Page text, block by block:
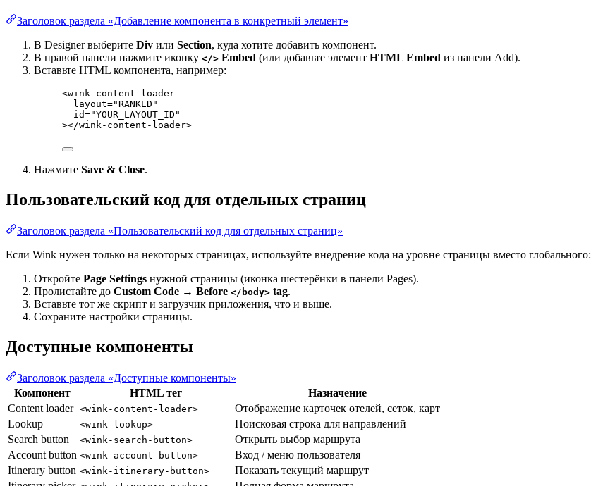
Заголовок раздела «Добавление компонента в конкретный элемент»
В Designer выберите Div или Section, куда хотите добавить компонент.
В правой панели нажмите иконку </> Embed (или добавьте элемент HTML Embed из панели Add).
Вставьте HTML компонента, например:
<wink-content-loader
layout="RANKED "
id="YOUR_LAYOUT_ID "
></wink-content-loader>
Нажмите Save & Close.
Пользовательский код для отдельных страниц
Заголовок раздела «Пользовательский код для отдельных страниц»
Если Wink нужен только на некоторых страницах, используйте внедрение кода на уровне страницы вместо глобального:
Откройте Page Settings нужной страницы (иконка шестерёнки в панели Pages).
Пролистайте до Custom Code → Before </body> tag.
Вставьте тот же скрипт и загрузчик приложения, что и выше.
Сохраните настройки страницы.
Доступные компоненты
Заголовок раздела «Доступные компоненты»
Компонент
HTML тег
Назначение
Content loader <wink-content-loader>
Отображение карточек отелей, сеток, карт
Lookup
<wink-lookup>
Поисковая строка для направлений
Search button
<wink-search-button>
Открыть выбор маршрута
Account button <wink-account-button>
Вход / меню пользователя
Itinerary button <wink-itinerary-button>
Показать текущий маршрут